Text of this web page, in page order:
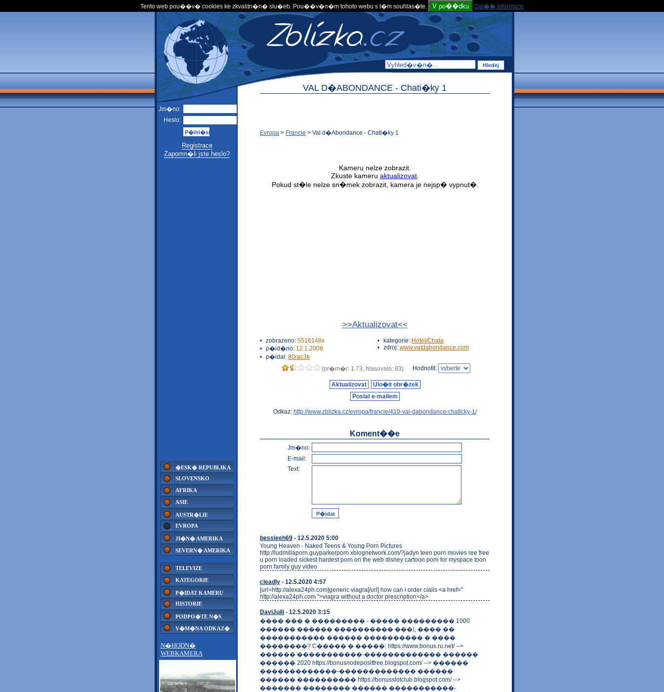
Tento web pou��v� cookies ke zkvalitn�n� slu�eb. Pou��v�n�m tohoto webu s t�m souhlas�te. V po��dku Dal�� informace
Jm�no:
Heslo:
Registrace
Zapomn�li jste heslo?
�ESK� REPUBLIKA
SLOVENSKO
AFRIKA
ASIE
AUSTR�LIE
EVROPA
JI�N� AMERIKA
SEVERN� AMERIKA
TELEVIZE
KATEGORIE
P�IDAT KAMERU
HISTORIE
PODPO�TE N�S
V�M�NA ODKAZ�
N�HODN�
WEBKAMERA
VAL D�ABONDANCE - Chati�ky 1
Evropa > Francie > Val d�Abondance - Chati�ky 1
>>Aktualizovat<<
• zobrazeno: 5516148x
• p�id�no: 12.1.2008
• p�idal: 80rac3k
• kategorie: Hotel/Chata
• zdroj: www.valdabondance.com
(pr�m�r: 1.73, hlasovalo: 83) Hodnotit:
Aktualizovat
Ulo�it obr�zek
Poslat e-mailem
Odkaz: http://www.zblizka.cz/evropa/francie/410-val-dabondance-chaticky-1/
Koment��e
Jm�no:
E-mail:
Text:
bessieeh69 - 12.5.2020 5:00
Young Heaven - Naked Teens & Young Porn Pictures
http://ludmillaporn.guyparkerporn.xblognetwork.com/?jadyn teen porn movies ree free
u porn loaded sickest hardest porn on the web disney cartoon porn for myspace toon
porn family guy video
cleadly - 12.5.2020 4:57
[url=http://alexa24ph.com]generic viagra[/url] how can i order cialis <a href="
http://alexa24ph.com ">viagra without a doctor prescription</a>
DaviJuili - 12.5.2020 3:15
���� ��� � ��������� - ����� ��������� 1000
������ ������ ���������� ���), ���� ��
����������� ������ ���������� � ����
��������? C����� � �����: https://www.bonus.ru.net/ -->
������ �����������-������������� ������
������ 2020 https://bonusnodepositfree.blogspot.com/ --> ������
�������������-������������� ������
������ ���������� https://bonusslotclub.blogspot.com/ -->
������� �������� ������ �����������-